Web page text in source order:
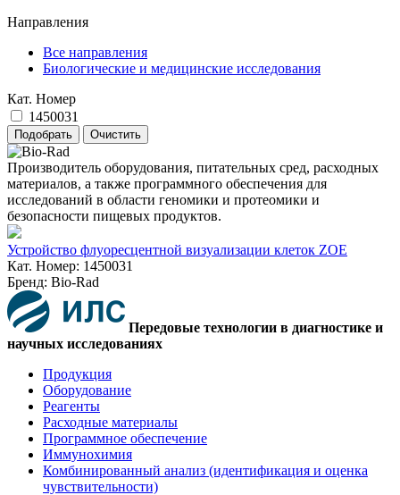
Направления
Все направления
Биологические и медицинские исследования
Кат. Номер
1450031
Производитель оборудования, питательных сред, расходных
материалов, а также программного обеспечения для
исследований в области геномики и протеомики и
безопасности пищевых продуктов.
Устройство флуоресцентной визуализации клеток ZOE
Кат. Номер: 1450031
Бренд: Bio-Rad
Передовые технологии в диагностике и
научных исследованиях
Продукция
Оборудование
Реагенты
Расходные материалы
Программное обеспечение
Иммунохимия
Комбинированный анализ (идентификация и оценка
чувствительности)